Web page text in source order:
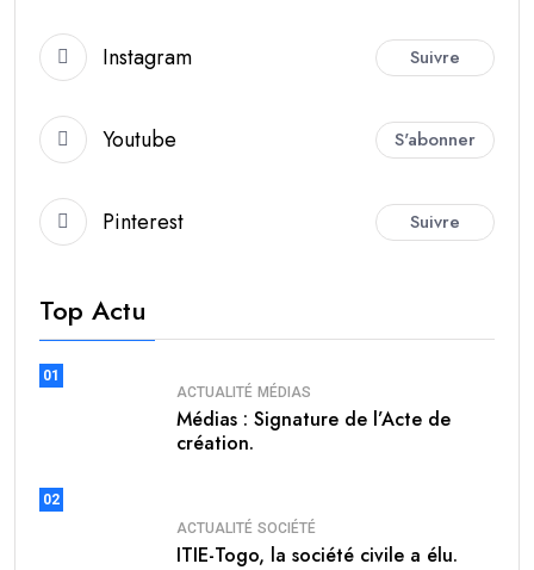
Instagram Suivre
Youtube S'abonner
Pinterest Suivre
Top Actu
01
ACTUALITÉ MÉDIAS
Médias : Signature de l’Acte de
création.
02
ACTUALITÉ SOCIÉTÉ
ITIE-Togo, la société civile a élu.